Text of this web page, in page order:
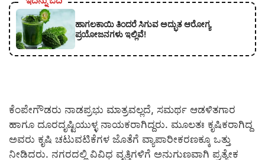
ಹಾಗಲಕಾಯಿ ತಿಂದರೆ ಸಿಗುವ ಅದ್ಭುತ ಆರೋಗ್ಯ
ಪ್ರಯೋಜನಗಳು ಇಲ್ಲಿವೆ!
ಕೆಂಪೇಗೌಡರು ನಾಡಪ್ರಭು ಮಾತ್ರವಲ್ಲದೆ, ಸಮರ್ಥ ಆಡಳಿತಗಾರ
ಹಾಗೂ ದೂರದೃಷ್ಟಿಯುಳ್ಳ ನಾಯಕರಾಗಿದ್ದರು. ಮೂಲತಃ ಕೃಷಿಕರಾಗಿದ್ದ
ಅವರು ಕೃಷಿ ಚಟುವಟಿಕೆಗಳ ಜೊತೆಗೆ ವ್ಯಾಪಾರೀಕರಣಕ್ಕೂ ಒತ್ತು
ನೀಡಿದರು. ನಗರದಲ್ಲಿ ವಿವಿಧ ವೃತ್ತಿಗಳಿಗೆ ಅನುಗುಣವಾಗಿ ಪ್ರತ್ಯೇಕ